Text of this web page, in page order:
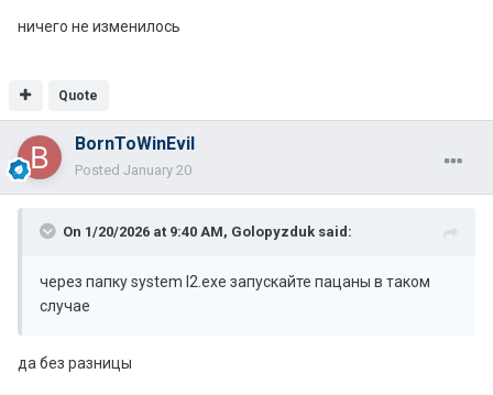
ничего не изменилось
Quote
BornToWinEvil
Posted January 20
On 1/20/2026 at 9:40 AM, Golopyzduk said:
через папку system l2.exe запускайте пацаны в таком
случае
да без разницы